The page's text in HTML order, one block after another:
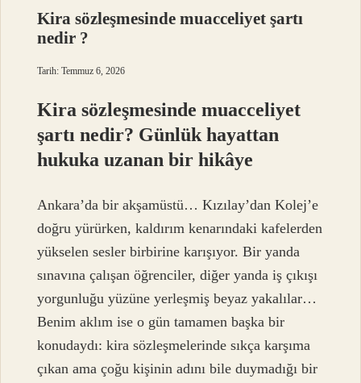
Kira sözleşmesinde muacceliyet şartı
nedir ?
Tarih: Temmuz 6, 2026
Kira sözleşmesinde muacceliyet
şartı nedir? Günlük hayattan
hukuka uzanan bir hikâye
Ankara’da bir akşamüstü… Kızılay’dan Kolej’e
doğru yürürken, kaldırım kenarındaki kafelerden
yükselen sesler birbirine karışıyor. Bir yanda
sınavına çalışan öğrenciler, diğer yanda iş çıkışı
yorgunluğu yüzüne yerleşmiş beyaz yakalılar…
Benim aklım ise o gün tamamen başka bir
konudaydı: kira sözleşmelerinde sıkça karşıma
çıkan ama çoğu kişinin adını bile duymadığı bir